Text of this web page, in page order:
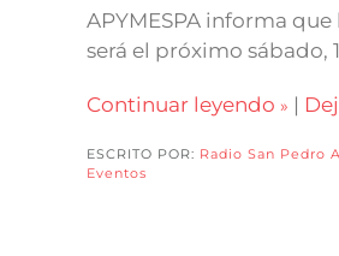
APYMESPA informa
será el próximo sábado,
Continuar leyendo |
ESCRITO POR: Radio San Pedro
Eventos